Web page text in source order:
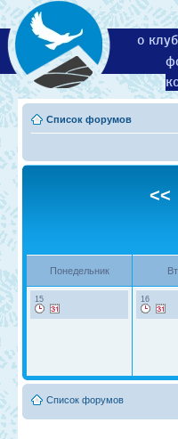
о
Список форумов
<<
Понедельник
15 16
Список форумов